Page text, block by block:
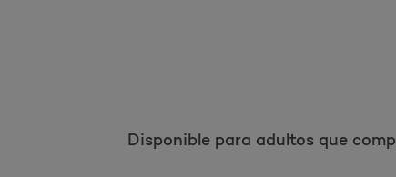
Disponible para adultos que